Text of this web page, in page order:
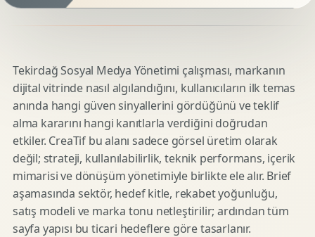
Tekirdağ Sosyal Medya Yönetimi çalışması, markanın
dijital vitrinde nasıl algılandığını, kullanıcıların ilk temas
anında hangi güven sinyallerini gördüğünü ve teklif
alma kararını hangi kanıtlarla verdiğini doğrudan
etkiler. CreaTif bu alanı sadece görsel üretim olarak
değil; strateji, kullanılabilirlik, teknik performans, içerik
mimarisi ve dönüşüm yönetimiyle birlikte ele alır. Brief
aşamasında sektör, hedef kitle, rekabet yoğunluğu,
satış modeli ve marka tonu netleştirilir; ardından tüm
sayfa yapısı bu ticari hedeflere göre tasarlanır.